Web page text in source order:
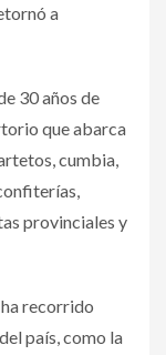
a
30 años de
que abarca
cumbia,
provinciales y
recorrido
país, como la